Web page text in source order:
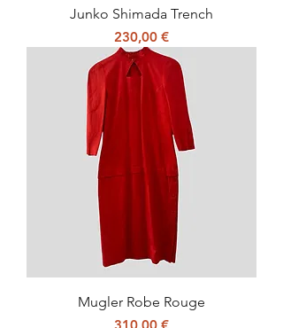
Junko Shimada Trench
Prix
230,00 €
Mugler Robe Rouge
Prix